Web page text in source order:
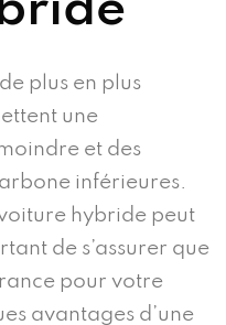
plus en plus
une
et des
inférieures.
hybride peut
de s’assurer que
pour votre
avantages d’une